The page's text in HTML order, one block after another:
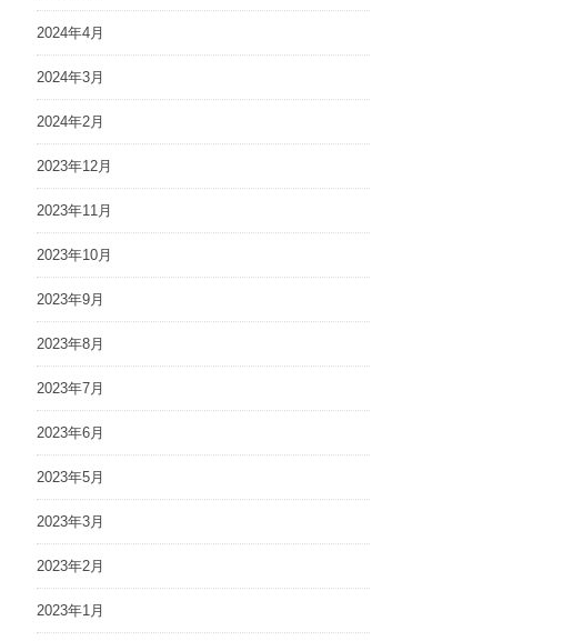
2024年4月
2024年3月
2024年2月
2023年12月
2023年11月
2023年10月
2023年9月
2023年8月
2023年7月
2023年6月
2023年5月
2023年3月
2023年2月
2023年1月